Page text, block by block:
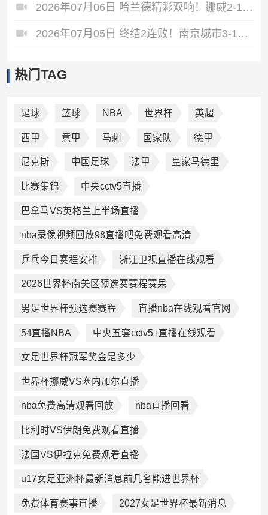
2026年07月06日 哈兰德精彩双响！挪威2-1淘汰五星巴西 内马尔点射吉马良斯失点
2026年07月05日 终结2连败！南京城市3-1佛山南狮 恩戈姆建功朱启文双响
热门TAG
足球 篮球 NBA 世界杯 英超
西甲 意甲 马刺 国家队 德甲
尼克斯 中国足球 法甲 皇家马德里
比赛集锦 中央cctv5直播
巴拿马VS英格兰上半场直播
nba录像视频回放98直播吧免费观看高清
乒乓今日赛程安排 浙江卫视直播在线观看
2026世界杯南美区预选赛赛程赛果
男足世界杯预选赛赛程 直播nba在线观看官网
54直播NBA 中央五套cctv5+直播在线观看
女足世界杯冠军奖金是多少
世界杯挪威VS塞内加尔直播
nba免费高清观看回放 nba直播回看
比利时VS伊朗免费观看直播
法国VS伊拉克免费观看直播
u17女足亚洲杯最新消息前几名能进世界杯
免费体育赛事直播 2027女足世界杯最新消息